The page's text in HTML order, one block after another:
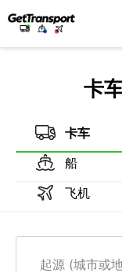
卡
卡车
船
飞机
起源 (城市或